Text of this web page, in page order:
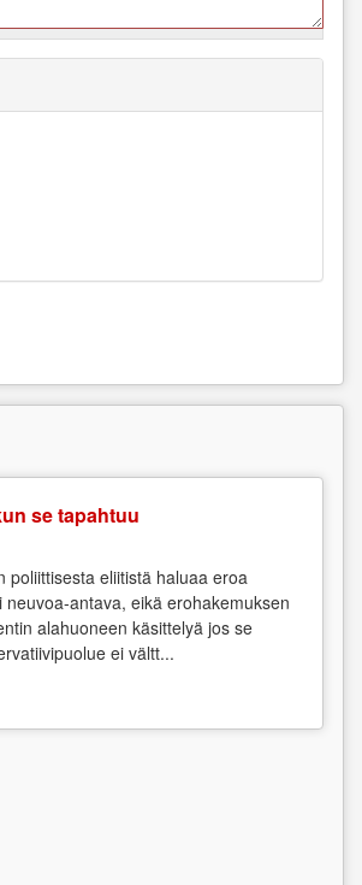
se tapahtuu
poliittisesta eliitistä haluaa eroa
antava, eikä erohakemuksen
alahuoneen käsittelyä jos se
ei vältt...